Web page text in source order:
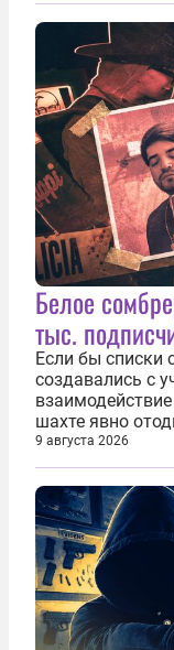
каждый из
основном —...
Белое
тыс.
Если бы списки
создавались с
шахте явно
третий план. А
музыкантам
Кульякане,
9 августа 2026